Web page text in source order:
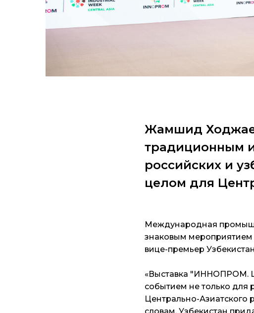
Жамшид
традиционным
российских и
целом для
Международная
знаковым мероприятием
вице-премьер
«Выставка "ИННОПРОМ.
событием не только для
Центрально-Азиатского